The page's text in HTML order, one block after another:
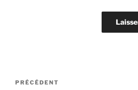
Navigation
Article
PRÉCÉDENT